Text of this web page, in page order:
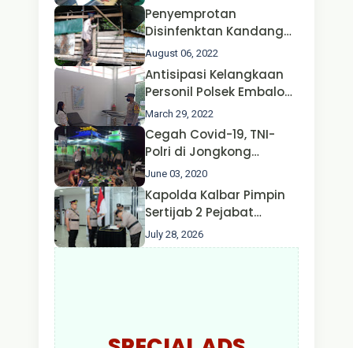
Penyemprotan
Disinfenktan Kandang
Ternak Kambing warga
Oleh Satgas Ops Aman
Nusa II Polda Kalbar*
August 06, 2022
Antisipasi Kelangkaan
Personil Polsek Embaloh
Hulu Gencar Lakukan
Pengecekan Oksigen
March 29, 2022
Cegah Covid-19, TNI-
Polri di Jongkong
Himbau Masyarakat
Jangan Kumpul Hinga
Larut Malam.
June 03, 2020
Kapolda Kalbar Pimpin
Sertijab 2 Pejabat
Utama dan 7 Kapolres,
AKBP Wisnu Perdana
July 28, 2026